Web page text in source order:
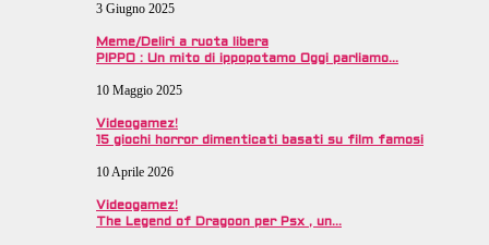
3 Giugno 2025
Meme/Deliri a ruota libera
PIPPO : Un mito di ippopotamo Oggi parliamo…
10 Maggio 2025
Videogamez!
15 giochi horror dimenticati basati su film famosi
10 Aprile 2026
Videogamez!
The Legend of Dragoon per Psx , un…